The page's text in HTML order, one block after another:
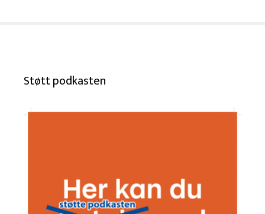
Støtt podkasten